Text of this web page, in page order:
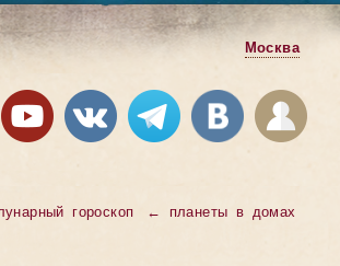
Москва
гороскоп
← планеты в домах